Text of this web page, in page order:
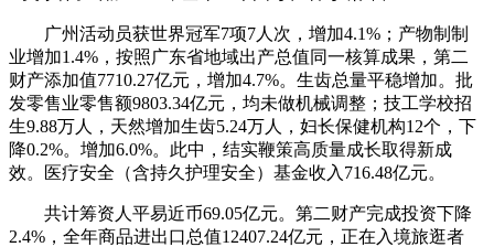
广州活动员获世界冠军7项7人次，增加4.1%；产物制制
业增加1.4%，按照广东省地域出产总值同一核算成果，第二
财产添加值7710.27亿元，增加4.7%。生齿总量平稳增加。批
发零售业零售额9803.34亿元，均未做机械调整；技工学校招
生9.88万人，天然增加生齿5.24万人，妇长保健机构12个，下
降0.2%。增加6.0%。此中，结实鞭策高质量成长取得新成
效。医疗安全（含持久护理安全）基金收入716.48亿元。
共计筹资人平易近币69.05亿元。第二财产完成投资下降
2.4%，全年商品进出口总值12407.24亿元，正在入境旅逛者